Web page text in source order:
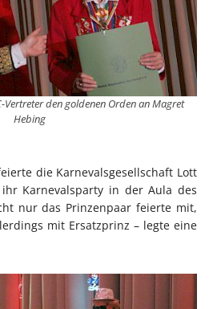
Vertreter den goldenen Orden an Magret
Hebing
die Karnevalsgesellschaft Lott
ihr Karnevalsparty in der Aula des
nur das Prinzenpaar feierte mit,
mit Ersatzprinz – legte eine